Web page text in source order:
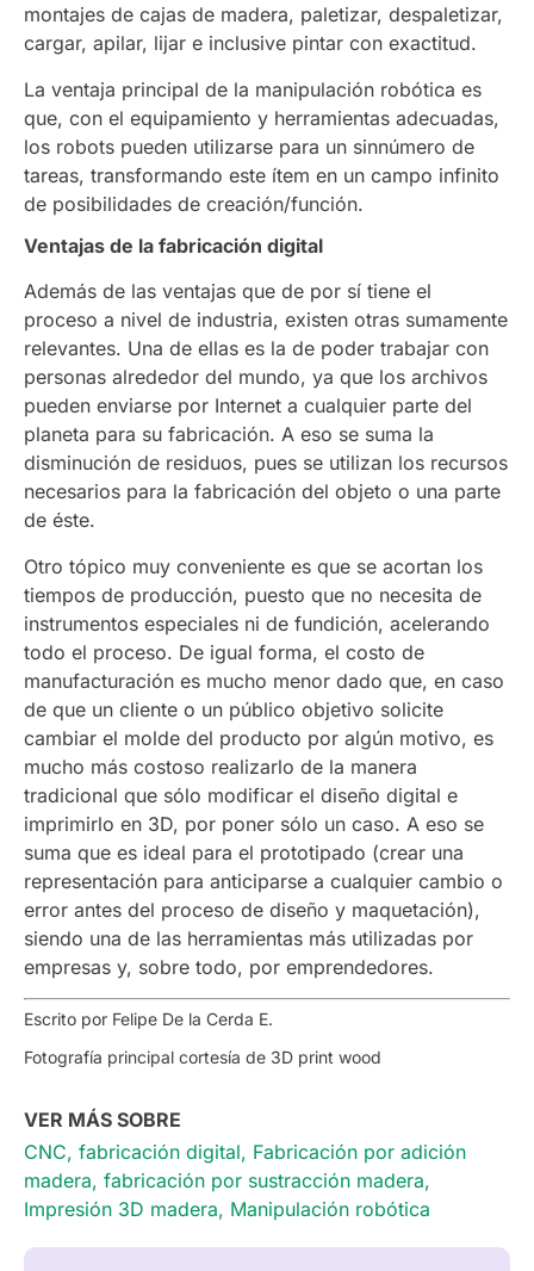
montajes de cajas de madera, paletizar, despaletizar,
cargar, apilar, lijar e inclusive pintar con exactitud.
La ventaja principal de la manipulación robótica es
que, con el equipamiento y herramientas adecuadas,
los robots pueden utilizarse para un sinnúmero de
tareas, transformando este ítem en un campo infinito
de posibilidades de creación/función.
Ventajas de la fabricación digital
Además de las ventajas que de por sí tiene el
proceso a nivel de industria, existen otras sumamente
relevantes. Una de ellas es la de poder trabajar con
personas alrededor del mundo, ya que los archivos
pueden enviarse por Internet a cualquier parte del
planeta para su fabricación. A eso se suma la
disminución de residuos, pues se utilizan los recursos
necesarios para la fabricación del objeto o una parte
de éste.
Otro tópico muy conveniente es que se acortan los
tiempos de producción, puesto que no necesita de
instrumentos especiales ni de fundición, acelerando
todo el proceso. De igual forma, el costo de
manufacturación es mucho menor dado que, en caso
de que un cliente o un público objetivo solicite
cambiar el molde del producto por algún motivo, es
mucho más costoso realizarlo de la manera
tradicional que sólo modificar el diseño digital e
imprimirlo en 3D, por poner sólo un caso. A eso se
suma que es ideal para el prototipado (crear una
representación para anticiparse a cualquier cambio o
error antes del proceso de diseño y maquetación),
siendo una de las herramientas más utilizadas por
empresas y, sobre todo, por emprendedores.
Escrito por Felipe De la Cerda E.
Fotografía principal cortesía de 3D print wood
VER MÁS SOBRE
CNC, fabricación digital, Fabricación por adición
madera, fabricación por sustracción madera,
Impresión 3D madera, Manipulación robótica